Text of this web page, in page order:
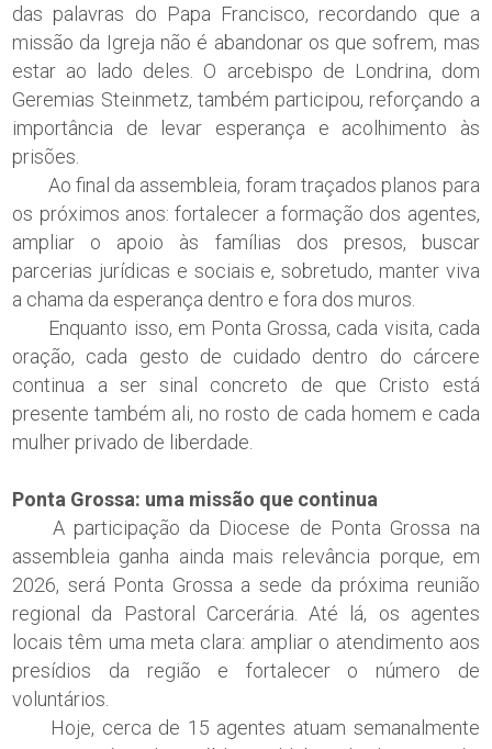
das palavras do Papa Francisco, recordando que a
missão da Igreja não é abandonar os que sofrem, mas
estar ao lado deles. O arcebispo de Londrina, dom
Geremias Steinmetz, também participou, reforçando a
importância de levar esperança e acolhimento às
prisões.
Ao final da assembleia, foram traçados planos para
os próximos anos: fortalecer a formação dos agentes,
ampliar o apoio às famílias dos presos, buscar
parcerias jurídicas e sociais e, sobretudo, manter viva
a chama da esperança dentro e fora dos muros.
Enquanto isso, em Ponta Grossa, cada visita, cada
oração, cada gesto de cuidado dentro do cárcere
continua a ser sinal concreto de que Cristo está
presente também ali, no rosto de cada homem e cada
mulher privado de liberdade.
Ponta Grossa: uma missão que continua
A participação da Diocese de Ponta Grossa na
assembleia ganha ainda mais relevância porque, em
2026, será Ponta Grossa a sede da próxima reunião
regional da Pastoral Carcerária. Até lá, os agentes
locais têm uma meta clara: ampliar o atendimento aos
presídios da região e fortalecer o número de
voluntários.
Hoje, cerca de 15 agentes atuam semanalmente